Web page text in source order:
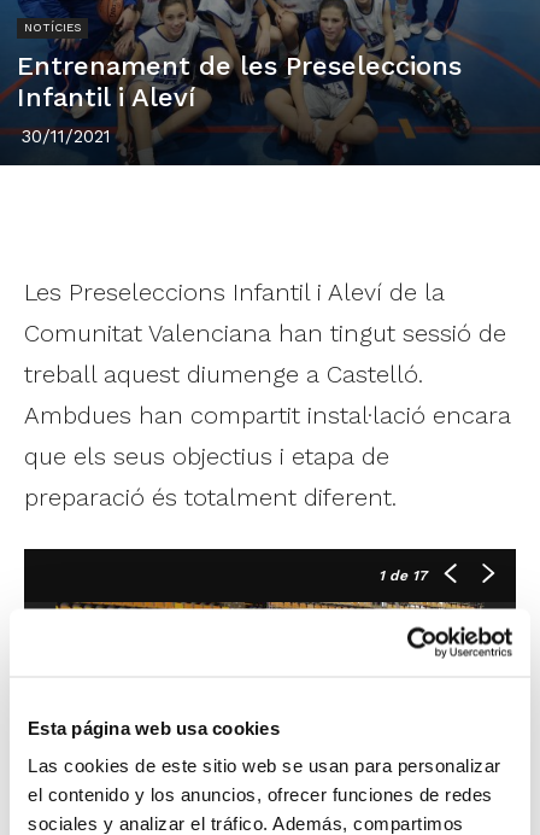
Esta página web usa cookies
Las cookies de este sitio web se usan para personalizar
el contenido y los anuncios, ofrecer funciones de redes
sociales y analizar el tráfico. Además, compartimos
NOTÍCIES
Entrenament de les Preseleccions
Infantil i Aleví
30/11/2021
Les Preseleccions Infantil i Aleví de la
Comunitat Valenciana han tingut sessió de
treball aquest diumenge a Castelló.
Ambdues han compartit instal·lació encara
que els seus objectius i etapa de
preparació és totalment diferent.
1de 17